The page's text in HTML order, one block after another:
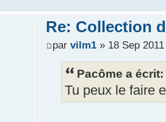
Re: Collection
par vilm1» 18 Sep 2011
Pacôme a écrit:
Tu peux le faire